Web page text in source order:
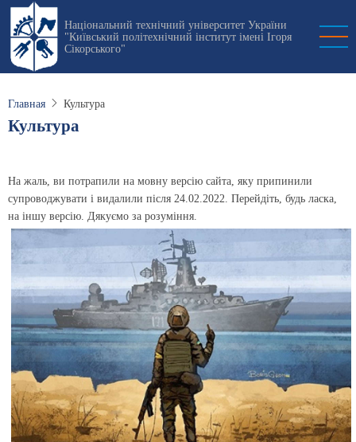
Перейти
основному
содержанию
Національний технічний університет України
"Київський політехнічний інститут імені Ігоря
Сікорського"
Главная Культура
Культура
На жаль, ви потрапили на мовну версію сайта, яку припинили
супроводжувати і видалили після 24.02.2022. Перейдіть, будь ласка,
на іншу версію. Дякуємо за розуміння.